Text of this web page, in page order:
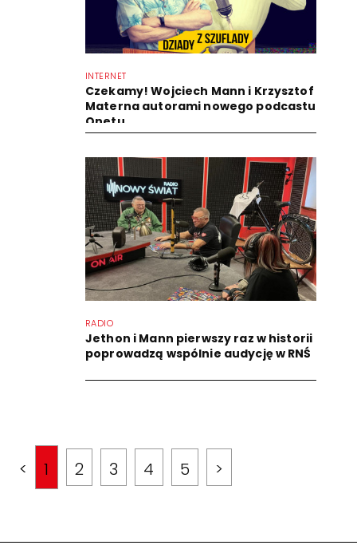
INTERNET
Czekamy! Wojciech Mann i Krzysztof
Materna autorami nowego podcastu
Onetu
RADIO
Jethon i Mann pierwszy raz w historii
poprowadzą wspólnie audycję w RNŚ
< 1 2 3 4 5 >